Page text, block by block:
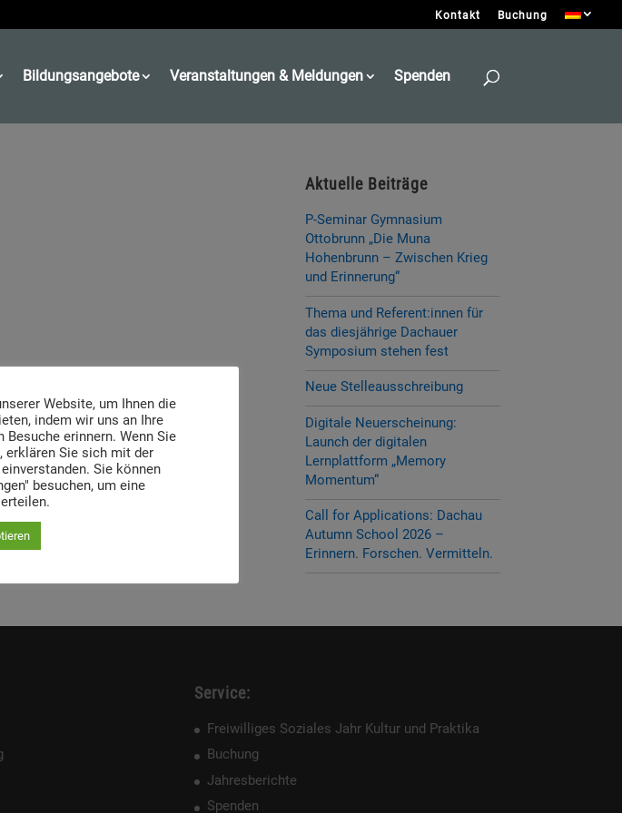
Kontakt Buchung
Bildungsangebote Veranstaltungen & Meldungen Spenden
Aktuelle Beiträge
P-Seminar Gymnasium
Ottobrunn „Die Muna
Hohenbrunn – Zwischen Krieg
und Erinnerung“
Thema und Referent:innen für
das diesjährige Dachauer
Symposium stehen fest
Neue Stelleausschreibung
Digitale Neuerscheinung:
Launch der digitalen
Lernplattform „Memory
Momentum“
Call for Applications: Dachau
Autumn School 2026 –
Erinnern. Forschen. Vermitteln.
Service:
Freiwilliges Soziales Jahr Kultur und Praktika
Buchung
Jahresberichte
Spenden
Website, um Ihnen die
indem wir uns an Ihre
Besuche erinnern. Wenn Sie
erklären Sie sich mit der
Sie können
besuchen, um eine